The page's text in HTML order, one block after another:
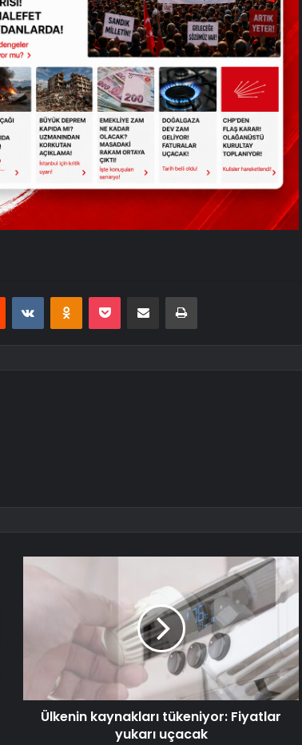
Reddit VKontakteOdnoklassniki
Pocket E-Posta ile paylaş Yazdır
Ülkenin kaynakları tükeniyor: Fiyatlar
yukarı uçacak